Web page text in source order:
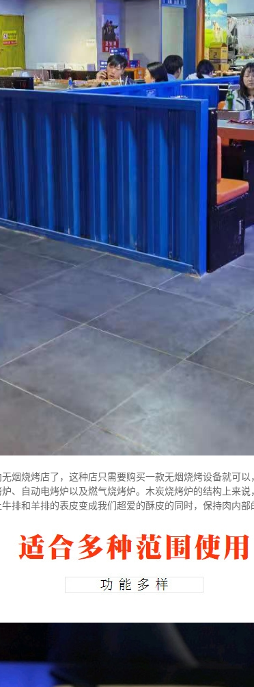
烟烧烤店了，这种店只需要购买一款无烟烧烤设备就可
、自动电烤炉以及燃气烧烤炉。木炭烧烤炉的结构上来
排和羊排的表皮变成我们超爱的酥皮的同时，保持肉内